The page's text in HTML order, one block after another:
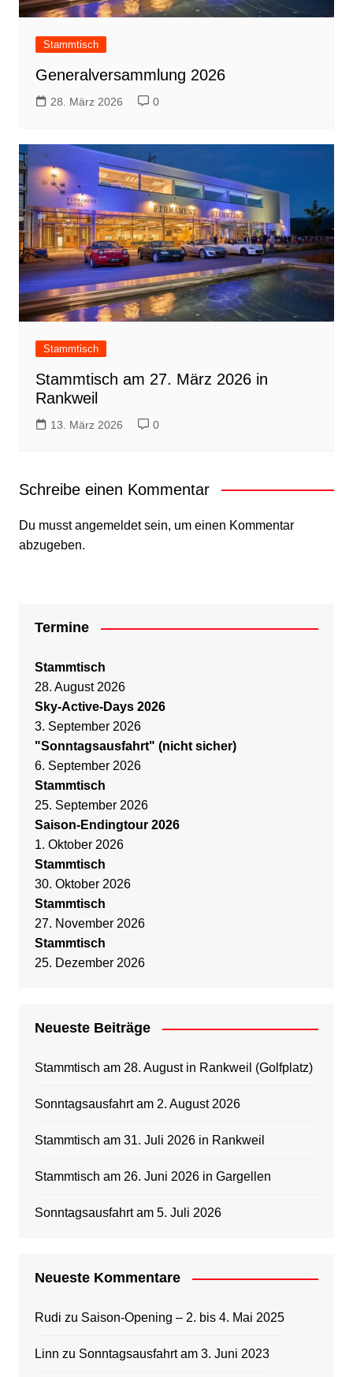
Stammtisch
Generalversammlung 2026
28. März 2026 0
Stammtisch
Stammtisch am 27. März 2026 in
Rankweil
13. März 2026 0
Schreibe einen Kommentar
Du musstangemeldetsein, um einen Kommentar
abzugeben.
Termine
Stammtisch
28. August 2026
Sky-Active-Days 2026
3. September 2026
"Sonntagsausfahrt" (nicht sicher)
6. September 2026
Stammtisch
25. September 2026
Saison-Endingtour 2026
1. Oktober 2026
Stammtisch
30. Oktober 2026
Stammtisch
27. November 2026
Stammtisch
25. Dezember 2026
Neueste Beiträge
Stammtisch am 28. August in Rankweil (Golfplatz)
Sonntagsausfahrt am 2. August 2026
Stammtisch am 31. Juli 2026 in Rankweil
Stammtisch am 26. Juni 2026 in Gargellen
Sonntagsausfahrt am 5. Juli 2026
Neueste Kommentare
Rudi zu Saison-Opening – 2. bis 4. Mai 2025
Linn zu Sonntagsausfahrt am 3. Juni 2023